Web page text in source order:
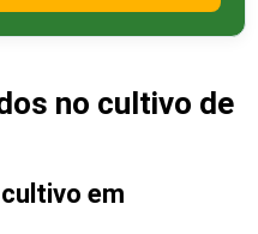
no cultivo de
em